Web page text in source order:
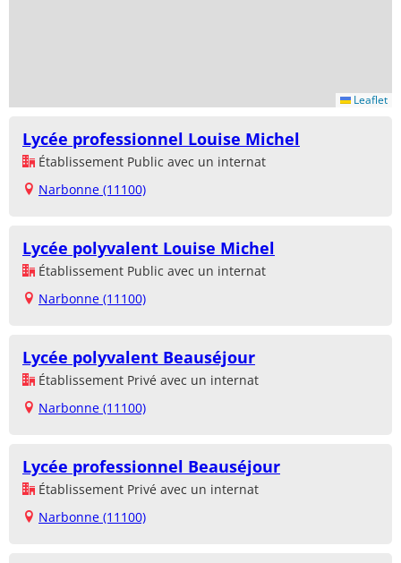
Leaflet
Lycée professionnel Louise Michel
Établissement Public avec un internat
Narbonne (11100)
Lycée polyvalent Louise Michel
Établissement Public avec un internat
Narbonne (11100)
Lycée polyvalent Beauséjour
Établissement Privé avec un internat
Narbonne (11100)
Lycée professionnel Beauséjour
Établissement Privé avec un internat
Narbonne (11100)